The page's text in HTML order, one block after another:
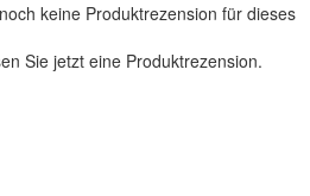
keine Produktrezension für dieses
Sie jetzt eine Produktrezension.